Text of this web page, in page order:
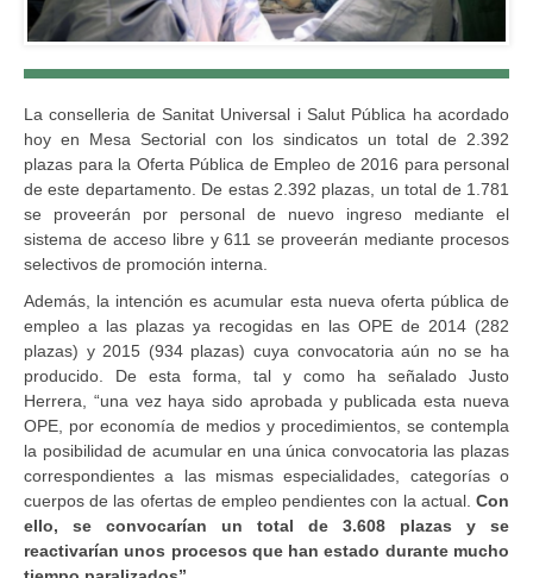
La conselleria de Sanitat Universal i Salut Pública ha acordado
hoy en Mesa Sectorial con los sindicatos un total de 2.392
plazas para la Oferta Pública de Empleo de 2016 para personal
de este departamento. De estas 2.392 plazas, un total de 1.781
se proveerán por personal de nuevo ingreso mediante el
sistema de acceso libre y 611 se proveerán mediante procesos
selectivos de promoción interna.
Además, la intención es acumular esta nueva oferta pública de
empleo a las plazas ya recogidas en las OPE de 2014 (282
plazas) y 2015 (934 plazas) cuya convocatoria aún no se ha
producido. De esta forma, tal y como ha señalado Justo
Herrera, “una vez haya sido aprobada y publicada esta nueva
OPE, por economía de medios y procedimientos, se contempla
la posibilidad de acumular en una única convocatoria las plazas
correspondientes a las mismas especialidades, categorías o
cuerpos de las ofertas de empleo pendientes con la actual. Con
ello, se convocarían un total de 3.608 plazas y se
reactivarían unos procesos que han estado durante mucho